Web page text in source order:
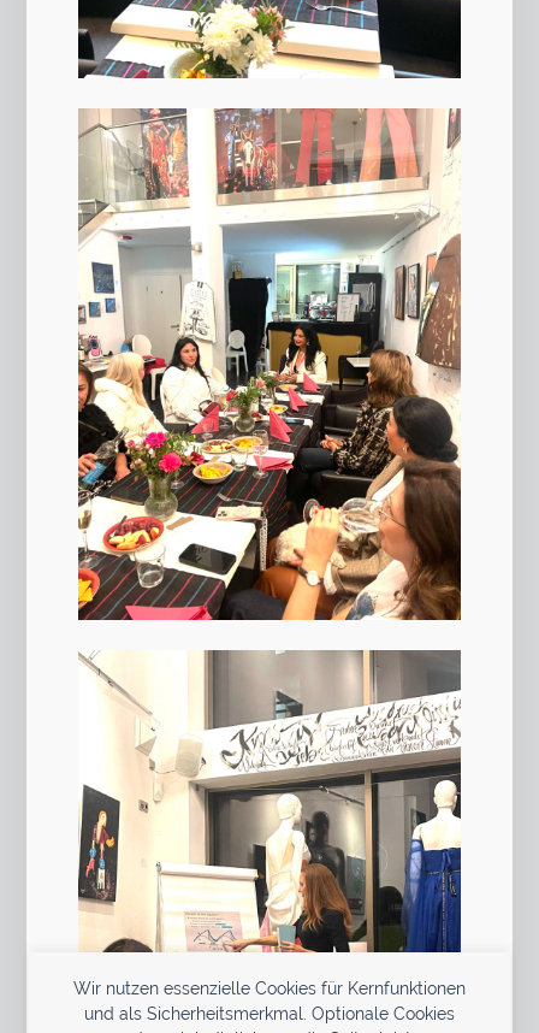
Wir nutzen essenzielle Cookies für Kernfunktionen
und als Sicherheitsmerkmal. Optionale Cookies